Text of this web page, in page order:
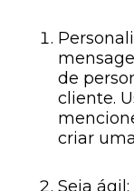
de
cliente.
criar
Seja